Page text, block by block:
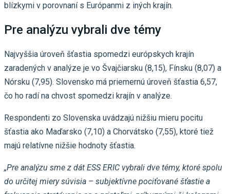
blízkymi v porovnaní s Európanmi z iných krajín.
Pre analýzu vybrali dve témy
Najvyššia úroveň šťastia spomedzi európskych krajín
zaradených v analýze je vo Švajčiarsku (8,15), Fínsku (8,07) a
Nórsku (7,95). Slovensko má priemernú úroveň šťastia 6,57,
čo ho radí na chvost spomedzi krajín v analýze.
Respondenti zo Slovenska uvádzajú nižšiu mieru pocitu
šťastia ako Maďarsko (7,10) a Chorvátsko (7,55), ktoré tiež
majú relatívne nižšie hodnoty šťastia.
„Pre analýzu sme z dát ESS ERIC vybrali dve témy, ktoré spolu
do určitej miery súvisia – subjektívne pociťované šťastie a